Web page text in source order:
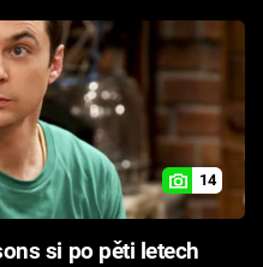
14
si po pěti letech